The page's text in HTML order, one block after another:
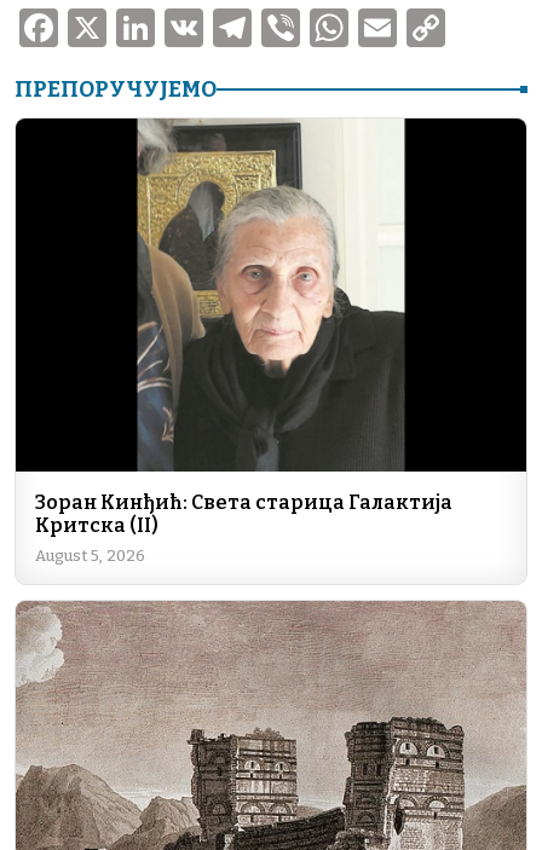
F
a
c
X
Li
n
k
e
dI
n
V
K
T
el
e
gr
a
m
V
ib
er
W
h
at
E
m
ai p
ПРЕПОРУЧУЈЕМО
Зоран Кинђић: Света старица Галактија
Критска (II)
August 5, 2026